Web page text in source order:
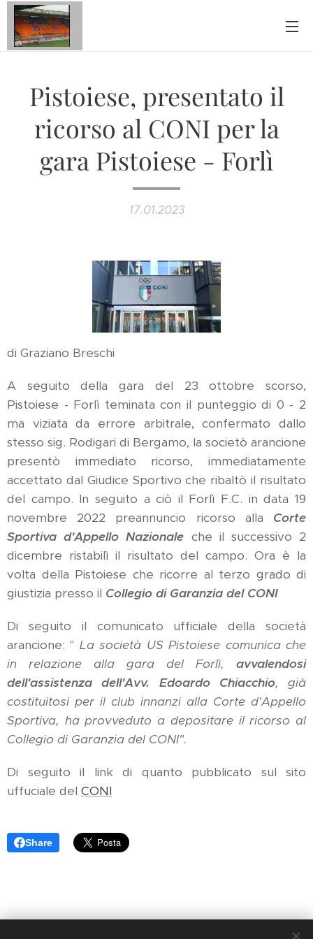
Pistoiese, presentato il
ricorso al CONI per la
gara Pistoiese - Forlì
17.01.2023
di Graziano Breschi
A seguito della gara del 23 ottobre scorso,
Pistoiese - Forlì teminata con il punteggio di 0 - 2
ma viziata da errore arbitrale, confermato dallo
stesso sig. Rodigari di Bergamo, la societò arancione
presentò immediato ricorso, immediatamente
accettato dal Giudice Sportivo che ribaltò il risultato
del campo. In seguito a ciò il Forlì F.C. in data 19
novembre 2022 preannuncio ricorso alla Corte
Sportiva d'Appello Nazionale che il successivo 2
dicembre ristabilì il risultato del campo. Ora è la
volta della Pistoiese che ricorre al terzo grado di
giustizia presso il Collegio di Garanzia del CONI
Di seguito il comunicato ufficiale della società
arancione: " La società US Pistoiese comunica che
in relazione alla gara del Forlì, avvalendosi
dell'assistenza dell'Avv. Edoardo Chiacchio, già
costituitosi per il club innanzi alla Corte d'Appello
Sportiva, ha provveduto a depositare il ricorso al
Collegio di Garanzia del CONI".
Di seguito
il link di quanto pubblicato sul sito
uffuciale del CONI
Share